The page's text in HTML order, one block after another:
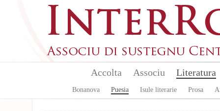
Accolta Associu Literatura
Bonanova Puesia Isule literarie Prosa